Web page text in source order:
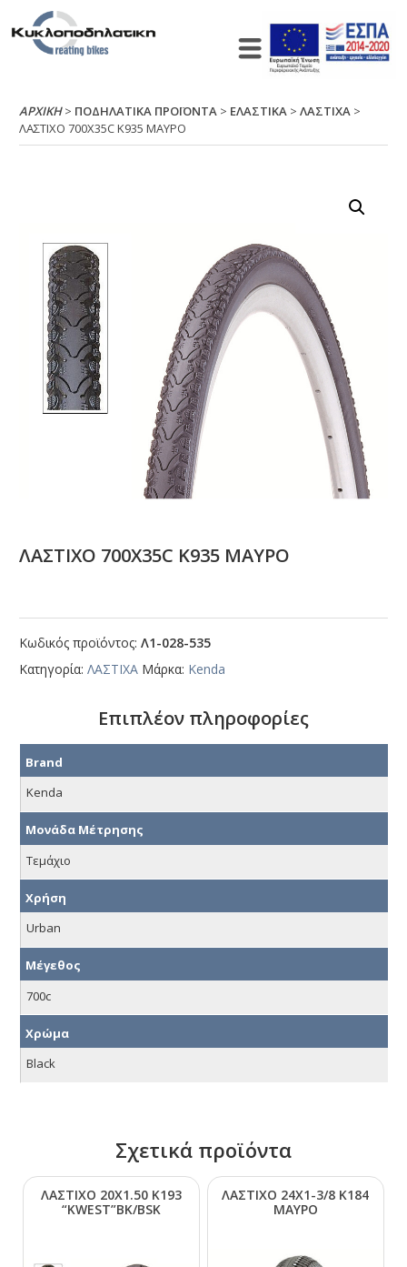
ΑΡΧΙΚΉ> ΠΟΔΗΛΑΤΙΚΑ ΠΡΟΪΟΝΤΑ > ΕΛΑΣΤΙΚΑ >ΛΑΣΤΙΧΑ >
ΛΑΣΤΙΧΟ 700Χ35C Κ935 ΜΑΥΡΟ
ΛΑΣΤΙΧΟ 700Χ35C Κ935 ΜΑΥΡΟ
Κωδικός προϊόντος:Λ1-028-535
Κατηγορία:ΛΑΣΤΙΧΑ Μάρκα: Kenda
Επιπλέον πληροφορίες
Brand
Kenda
Μονάδα Μέτρησης
Τεμάχιο
Χρήση
Urban
Μέγεθος
700c
Χρώμα
Black
Σχετικά προϊόντα
ΛΑΣΤΙΧΟ 20Χ1.50 Κ193
“ΚWΕSΤ”ΒΚ/ΒSΚ
ΛΑΣΤΙΧΟ 24Χ1-3/8 Κ184
ΜΑΥΡΟ